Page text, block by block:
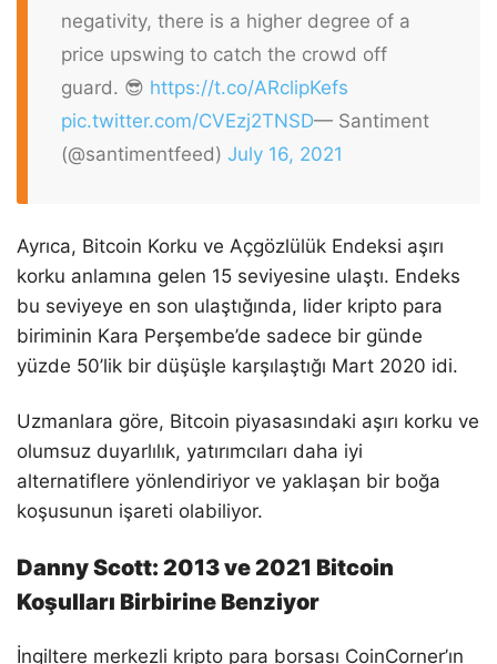
negativity, there is a higher degree of a
price upswing to catch the crowd off
guard. 😎 https://t.co/ARclipKefs
pic.twitter.com/CVEzj2TNSD— Santiment
(@santimentfeed) July 16, 2021
Ayrıca, Bitcoin Korku ve Açgözlülük Endeksi aşırı
korku anlamına gelen 15 seviyesine ulaştı. Endeks
bu seviyeye en son ulaştığında, lider kripto para
biriminin Kara Perşembe’de sadece bir günde
yüzde 50’lik bir düşüşle karşılaştığı Mart 2020 idi.
Uzmanlara göre, Bitcoin piyasasındaki aşırı korku ve
olumsuz duyarlılık, yatırımcıları daha iyi
alternatiflere yönlendiriyor ve yaklaşan bir boğa
koşusunun işareti olabiliyor.
Danny Scott: 2013 ve 2021 Bitcoin
Koşulları Birbirine Benziyor
İngiltere merkezli kripto para borsası CoinCorner’ın